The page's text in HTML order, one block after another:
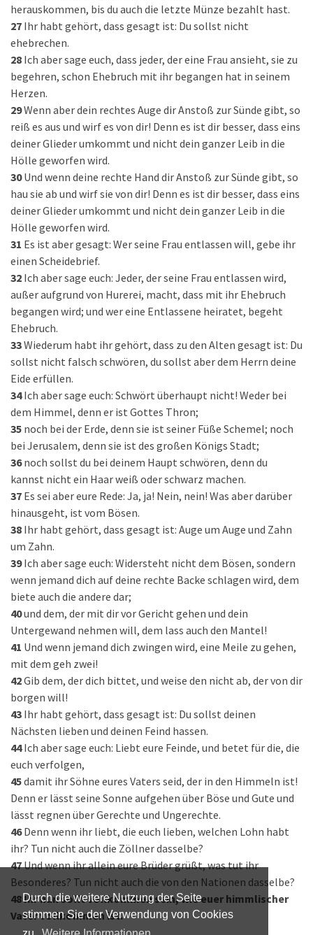
Durch die weitere Nutzung der Seite
stimmen Sie der Verwendung von Cookies
herauskommen, bis du auch die letzte Münze bezahlt hast.
27 Ihr habt gehört, dass gesagt ist: Du sollst nicht
ehebrechen.
28 Ich aber sage euch, dass jeder, der eine Frau ansieht, sie zu
begehren, schon Ehebruch mit ihr begangen hat in seinem
Herzen.
29Wenn aber dein rechtes Auge dir Anstoß zur Sünde gibt, so
reiß es aus und wirf es von dir! Denn es ist dir besser, dass eins
deiner Glieder umkommt und nicht dein ganzer Leib in die
Hölle geworfen wird.
30 Und wenn deine rechte Hand dir Anstoß zur Sünde gibt, so
hau sie ab und wirf sie von dir! Denn es ist dir besser, dass eins
deiner Glieder umkommt und nicht dein ganzer Leib in die
Hölle geworfen wird.
31 Es ist aber gesagt: Wer seine Frau entlassen will, gebe ihr
einen Scheidebrief.
32 Ich aber sage euch: Jeder, der seine Frau entlassen wird,
außer aufgrund von Hurerei, macht, dass mit ihr Ehebruch
begangen wird; und wer eine Entlassene heiratet, begeht
Ehebruch.
33Wiederum habt ihr gehört, dass zu den Alten gesagt ist: Du
sollst nicht falsch schwören, du sollst aber dem Herrn deine
Eide erfüllen.
34 Ich aber sage euch: Schwört überhaupt nicht! Weder bei
dem Himmel, denn er ist Gottes Thron;
35 noch bei der Erde, denn sie ist seiner Füße Schemel; noch
bei Jerusalem, denn sie ist des großen Königs Stadt;
36 noch sollst du bei deinem Haupt schwören, denn du
kannst nicht ein Haar weiß oder schwarz machen.
37 Es sei aber eure Rede: Ja, ja! Nein, nein! Was aber darüber
hinausgeht, ist vom Bösen.
38 Ihr habt gehört, dass gesagt ist: Auge um Auge und Zahn
um Zahn.
39 Ich aber sage euch: Widersteht nicht dem Bösen, sondern
wenn jemand dich auf deine rechte Backe schlagen wird, dem
biete auch die andere dar;
40und dem, der mit dir vor Gericht gehen und dein
Untergewand nehmen will, dem lass auch den Mantel!
41 Und wenn jemand dich zwingen wird, eine Meile zu gehen,
mit dem geh zwei!
42Gib dem, der dich bittet, und weise den nicht ab, der von dir
borgen will!
43 Ihr habt gehört, dass gesagt ist: Du sollst deinen
Nächsten lieben und deinen Feind hassen.
44 Ich aber sage euch: Liebt eure Feinde, und betet für die, die
euch verfolgen,
45damit ihr Söhne eures Vaters seid, der in den Himmeln ist!
Denn er lässt seine Sonne aufgehen über Böse und Gute und
lässt regnen über Gerechte und Ungerechte.
46 Denn wenn ihr liebt, die euch lieben, welchen Lohn habt
ihr? Tun nicht auch die Zöllner dasselbe?
47Und wenn ihr allein eure Brüder grüßt, was tut ihr
Besonderes? Tun nicht auch die von den Nationen dasselbe?
48Ihr nun sollt vollkommen sein, wie euer himmlischer
Vater vollkommen ist.